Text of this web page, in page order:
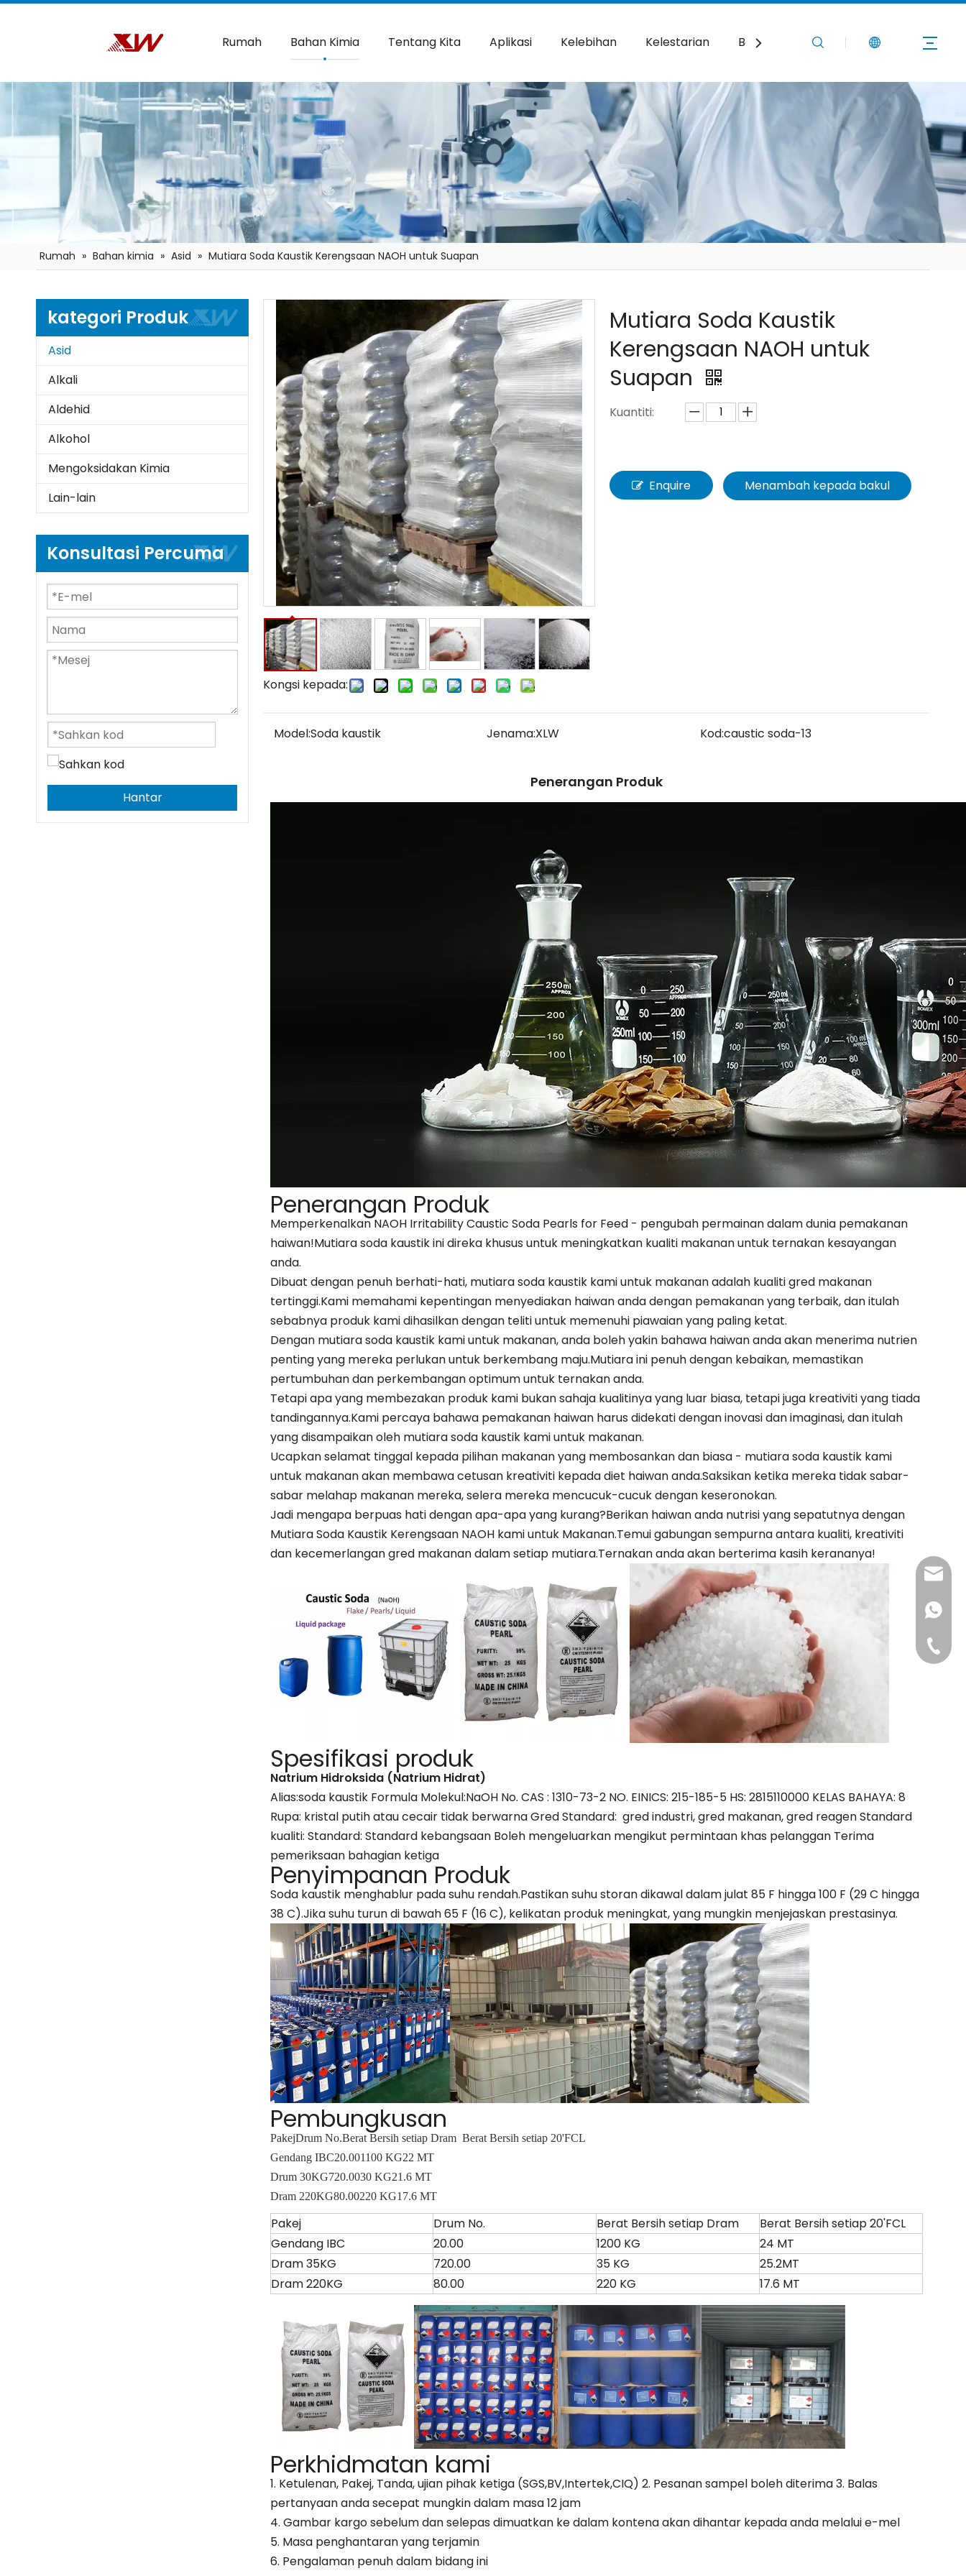
Rumah Bahan Kimia Tentang Kita Aplikasi Kelebihan Kelestarian Berita Hubungi Kami
Rumah » Bahan kimia » Asid » Mutiara Soda Kaustik Kerengsaan NAOH untuk Suapan
kategori Produk
Asid
Alkali
Aldehid
Alkohol
Mengoksidakan Kimia
Lain-lain
Konsultasi Percuma
Hantar
Kongsi kepada:
Mutiara Soda Kaustik
Kerengsaan NAOH untuk
Suapan
Kuantiti:
Enquire Menambah kepada bakul
Model:Soda kaustik Jenama:XLW Kod:caustic soda-13
Penerangan Produk
Penerangan Produk
Memperkenalkan NAOH Irritability Caustic Soda Pearls for Feed - pengubah permainan dalam dunia pemakanan
haiwan!Mutiara soda kaustik ini direka khusus untuk meningkatkan kualiti makanan untuk ternakan kesayangan
anda.
Dibuat dengan penuh berhati-hati, mutiara soda kaustik kami untuk makanan adalah kualiti gred makanan
tertinggi.Kami memahami kepentingan menyediakan haiwan anda dengan pemakanan yang terbaik, dan itulah
sebabnya produk kami dihasilkan dengan teliti untuk memenuhi piawaian yang paling ketat.
Dengan mutiara soda kaustik kami untuk makanan, anda boleh yakin bahawa haiwan anda akan menerima nutrien
penting yang mereka perlukan untuk berkembang maju.Mutiara ini penuh dengan kebaikan, memastikan
pertumbuhan dan perkembangan optimum untuk ternakan anda.
Tetapi apa yang membezakan produk kami bukan sahaja kualitinya yang luar biasa, tetapi juga kreativiti yang tiada
tandingannya.Kami percaya bahawa pemakanan haiwan harus didekati dengan inovasi dan imaginasi, dan itulah
yang disampaikan oleh mutiara soda kaustik kami untuk makanan.
Ucapkan selamat tinggal kepada pilihan makanan yang membosankan dan biasa - mutiara soda kaustik kami
untuk makanan akan membawa cetusan kreativiti kepada diet haiwan anda.Saksikan ketika mereka tidak sabar-
sabar melahap makanan mereka, selera mereka mencucuk-cucuk dengan keseronokan.
Jadi mengapa berpuas hati dengan apa-apa yang kurang?Berikan haiwan anda nutrisi yang sepatutnya dengan
Mutiara Soda Kaustik Kerengsaan NAOH kami untuk Makanan.Temui gabungan sempurna antara kualiti, kreativiti
dan kecemerlangan gred makanan dalam setiap mutiara.Ternakan anda akan berterima kasih kerananya!
Spesifikasi produk
Natrium Hidroksida (Natrium Hidrat)
Alias:soda kaustik Formula Molekul:NaOH No. CAS : 1310-73-2 NO. EINICS: 215-185-5 HS: 2815110000 KELAS BAHAYA: 8
Rupa: kristal putih atau cecair tidak berwarna Gred Standard: gred industri, gred makanan, gred reagen Standard
kualiti: Standard: Standard kebangsaan Boleh mengeluarkan mengikut permintaan khas pelanggan Terima
pemeriksaan bahagian ketiga
Penyimpanan Produk
Soda kaustik menghablur pada suhu rendah.Pastikan suhu storan dikawal dalam julat 85 F hingga 100 F (29 C hingga
38 C).Jika suhu turun di bawah 65 F (16 C), kelikatan produk meningkat, yang mungkin menjejaskan prestasinya.
Pembungkusan
PakejDrum No.Berat Bersih setiap Dram Berat Bersih setiap 20'FCL
Gendang IBC20.001100 KG22 MT
Drum 30KG720.0030 KG21.6 MT
Dram 220KG80.00220 KG17.6 MT
Pakej Drum No. Berat Bersih setiap Dram
Berat Bersih setiap 20'FCL
Gendang IBC
20.00 1200 KG
24 MT
Dram 35KG
720.00 35 KG
25.2MT
Dram 220KG
80.00 220 KG 17.6 MT
Perkhidmatan kami
1. Ketulenan, Pakej, Tanda, ujian pihak ketiga (SGS,BV,Intertek,CIQ) 2. Pesanan sampel boleh diterima 3. Balas
pertanyaan anda secepat mungkin dalam masa 12 jam
4. Gambar kargo sebelum dan selepas dimuatkan ke dalam kontena akan dihantar kepada anda melalui e-mel
5. Masa penghantaran yang terjamin
6. Pengalaman penuh dalam bidang ini
+86-
+86-